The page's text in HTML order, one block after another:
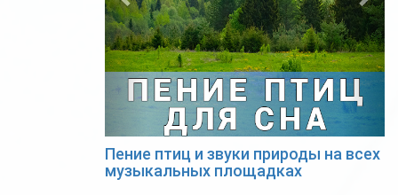
Пение птиц и звуки природы на всех
музыкальных площадках